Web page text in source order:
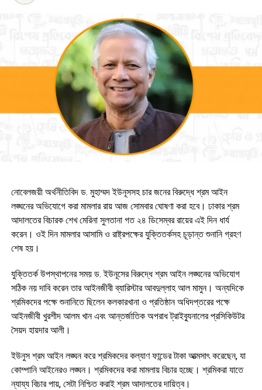
নোবেলজয়ী অর্থনীতিবিদ ড. মুহাম্মদ ইউনূসসহ চার জনের বিরুদ্ধে শ্রম আইন
লঙ্ঘনের অভিযোগে করা মামলার রায় আজ সোমবার ঘোষণা করা হবে। ঢাকার শ্রম
আদালতের বিচারক শেখ মেরিনা সুলতানা গত ২৪ ডিসেম্বর রায়ের এই দিন ধার্য
করেন। ওই দিন মামলার আসামি ও রাষ্ট্রপক্ষের যুক্তিতর্কসহ চূড়ান্ত শুনানি গ্রহণ
শেষ হয়।
যুক্তিতর্ক উপস্থাপনের সময় ড. ইউনূসের বিরুদ্ধে শ্রম আইন লঙ্ঘনের অভিযোগ
সঠিক নয় দাবি করেন তার আইনজীবী ব্যারিস্টার আবদুল্লাহ আল মামুন। অন্যদিকে
শ্রমিকদের পক্ষে শুনানিতে ছিলেন কলকারখানা ও প্রতিষ্ঠান অধিদপ্তরের পক্ষে
আইনজীবী খুরশীদ আলম খান এবং আন্তর্জাতিক অপরাধ ট্রাইব্যুনালের প্রসিকিউটর
সৈয়দ হায়দার আলী।
ইউনুস শ্রম আইন লঙ্ঘন করে শ্রমিকদের কল্যাণ ফান্ডের টাকা আত্মসাৎ করেছেন, যা
কোম্পানি আইনেরও লঙ্ঘন। শ্রমিকদের করা মামলায় বিচার হচ্ছে। শ্রমিকরা যাতে
ন্যায্য বিচার পায়, সেটা নিশ্চিত করাই শ্রম আদালতের দায়িত্ব।